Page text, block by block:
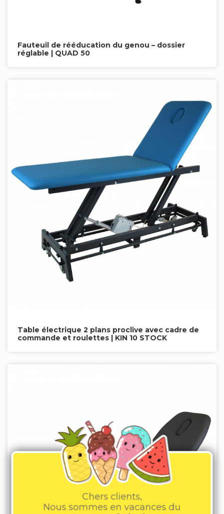
Fauteuil de rééducation du genou – dossier
réglable | QUAD 50
Table électrique 2 plans proclive avec cadre de
commande et roulettes | KIN 10 STOCK
Chers clients,
Nous sommes en vacances du